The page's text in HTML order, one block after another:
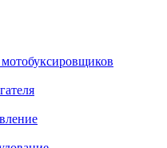
мотобуксировщиков